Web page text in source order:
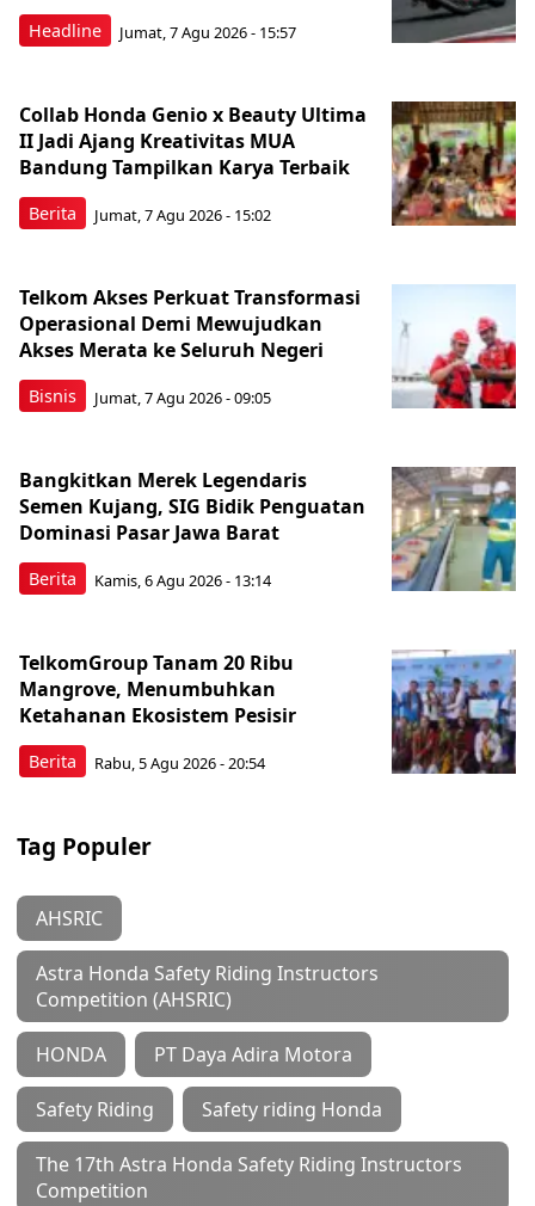
Headline Jumat, 7 Agu 2026 - 15:57
Berita
Collab Honda Genio x Beauty Ultima
II Jadi Ajang Kreativitas MUA
Bandung Tampilkan Karya Terbaik
Jumat, 7 Agu 2026 - 15:02
Bisnis
Telkom Akses Perkuat Transformasi
Operasional Demi Mewujudkan
Akses Merata ke Seluruh Negeri
Jumat, 7 Agu 2026 - 09:05
Berita
Bangkitkan Merek Legendaris
Semen Kujang, SIG Bidik Penguatan
Dominasi Pasar Jawa Barat
Kamis, 6 Agu 2026 - 13:14
Berita
TelkomGroup Tanam 20 Ribu
Mangrove, Menumbuhkan
Ketahanan Ekosistem Pesisir
Rabu, 5 Agu 2026 - 20:54
Tag Populer
AHSRIC
Astra Honda Safety Riding Instructors
Competition (AHSRIC)
HONDA PT Daya Adira Motora
Safety Riding Safety riding Honda
The 17th Astra Honda Safety Riding Instructors
Competition